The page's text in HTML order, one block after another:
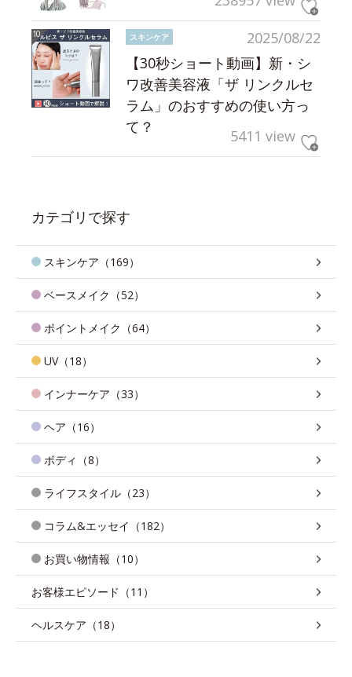
2025/08/22
スキンケア
【30秒ショート動画】新・シ
ワ改善美容液「ザ リンクルセ
ラム」のおすすめの使い方っ
て？
5411 view
カテゴリで探す
スキンケア（169）
ベースメイク（52）
ポイントメイク（64）
UV（18）
インナーケア（33）
ヘア（16）
ボディ（8）
ライフスタイル（23）
コラム&エッセイ（182）
お買い物情報（10）
お客様エピソード（11）
ヘルスケア（18）